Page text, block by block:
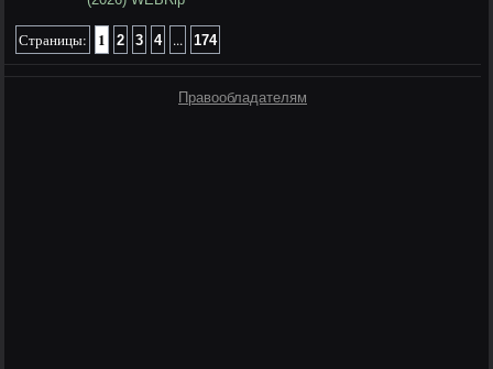
Страницы: 1 2 3 4 ... 174
Правообладателям